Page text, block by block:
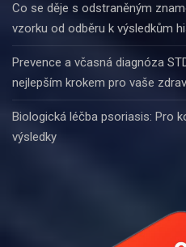
Co se děje s odstraněným
vzorku od odběru k výsledkům
Prevence a včasná diagnóza
nejlepším krokem pro vaše
Biologická léčba psoriasis: Pro
výsledky